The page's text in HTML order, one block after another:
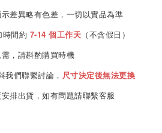
差異略有色差，一切以實品為準
時間約 7-14 個工作天 （不含假日）
，請斟酌購買時機
我們聯繫討論， 尺寸決定後無法更換
排出貨，如有問題請聯繫客服